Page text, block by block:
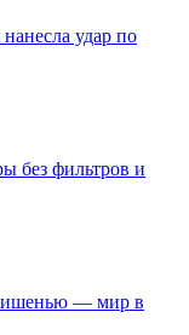
удар по
без фильтров и
— мир в